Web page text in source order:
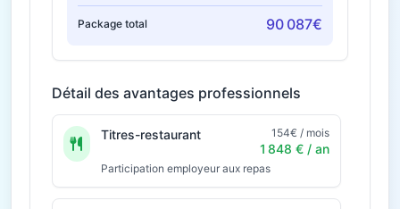
Package total 90 087€
Détail des avantages professionnels
Titres-restaurant 154€ / mois
1 848 € / an
Participation employeur aux repas